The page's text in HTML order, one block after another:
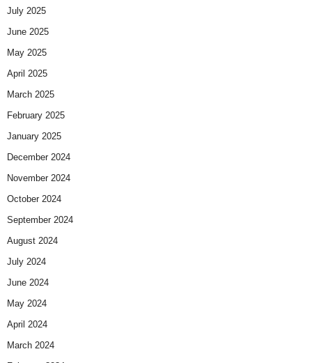
July 2025
June 2025
May 2025
April 2025
March 2025
February 2025
January 2025
December 2024
November 2024
October 2024
September 2024
August 2024
July 2024
June 2024
May 2024
April 2024
March 2024